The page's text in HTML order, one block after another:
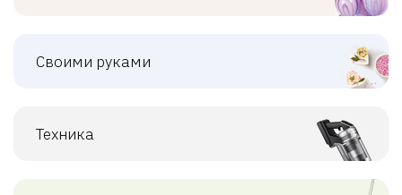
Своими руками
Техника